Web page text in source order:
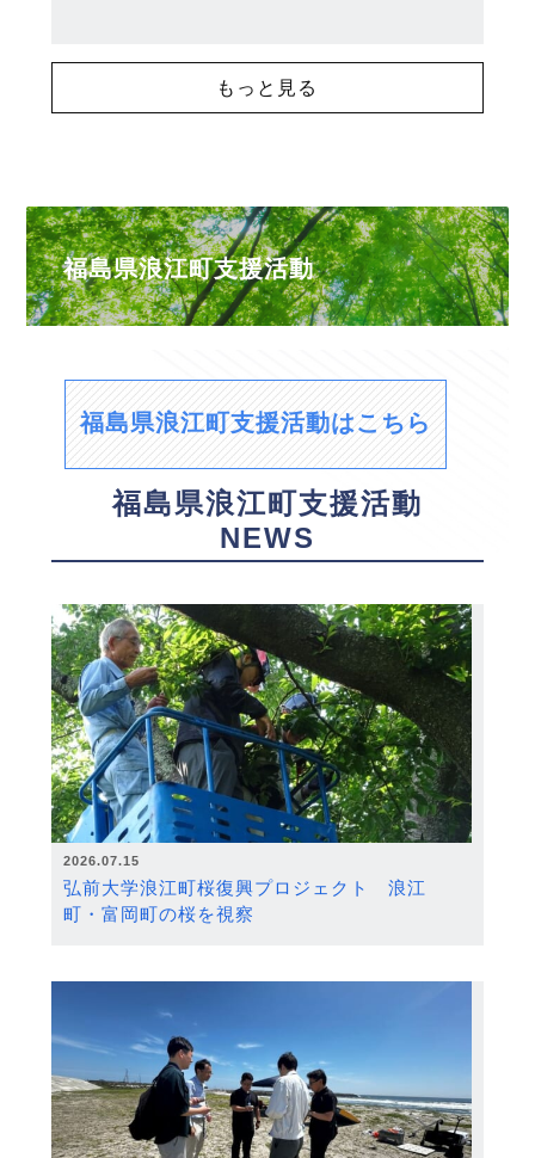
もっと見る
福島県浪江町支援活動
福島県浪江町支援活動はこちら
福島県浪江町支援活動
NEWS
2026.07.15
弘前大学浪江町桜復興プロジェクト 浪江
町・富岡町の桜を視察